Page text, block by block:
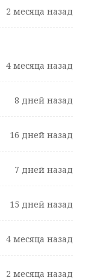
2 месяца назад
4 месяца назад
8 дней назад
16 дней назад
7 дней назад
15 дней назад
4 месяца назад
2 месяца назад